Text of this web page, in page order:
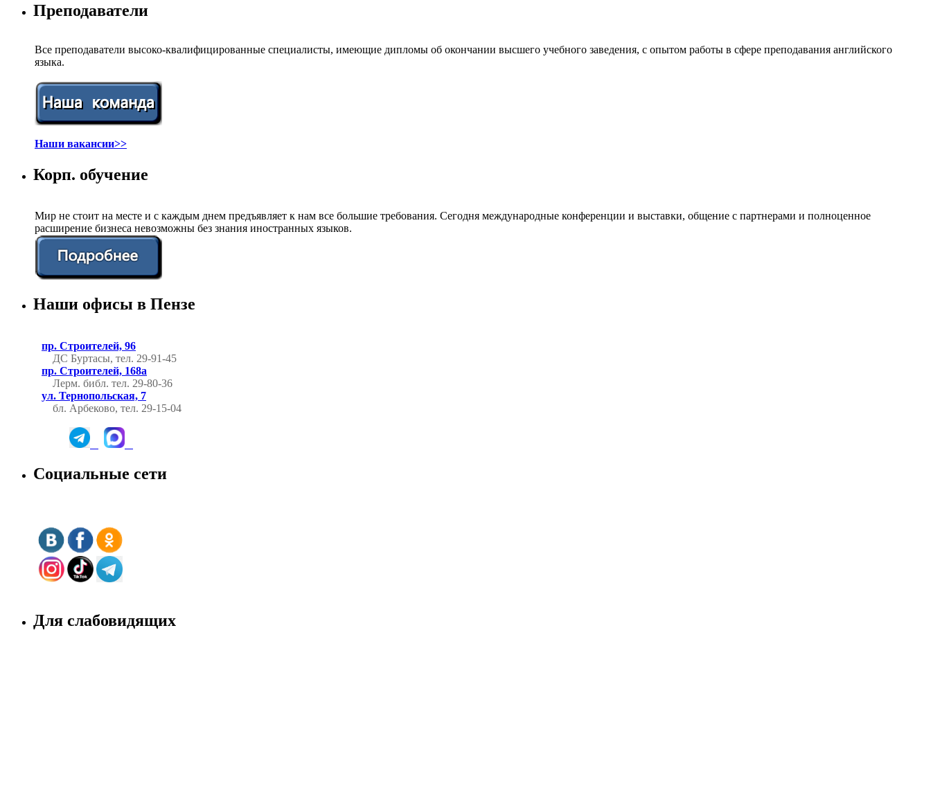
Преподаватели
Все преподаватели высоко-квалифицированные специалисты, имеющие дипломы об окончании высшего учебного заведения, с опытом работы в сфере преподавания английского
языка.
Наши вакансии>>
Корп. обучение
Мир не стоит на месте и с каждым днем предъявляет к нам все большие требования. Сегодня международные конференции и выставки, общение с партнерами и полноценное
расширение бизнеса невозможны без знания иностранных языков.
Наши офисы в Пензе
пр. Строителей, 96
ДС Буртасы, тел. 29-91-45
пр. Строителей, 168а
Лерм. библ. тел. 29-80-36
ул. Тернопольская, 7
бл. Арбеково, тел. 29-15-04
Социальные сети
Для слабовидящих